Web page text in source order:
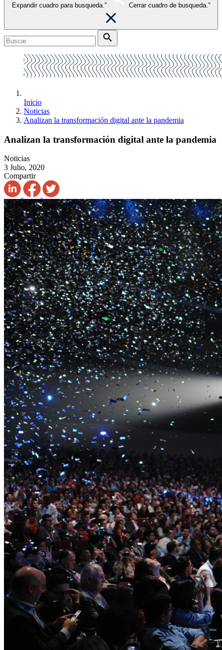
Expandir cuadro para busqueda." Cerrar cuadro de busqueda."
Inicio
Noticias
Analizan la transformación digital ante la pandemia
Analizan la transformación digital ante la pandemia
Noticias
3 Julio, 2020
Compartir